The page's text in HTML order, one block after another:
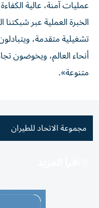
عمليات آمنة، عالية
الخبرة العملية عبر
تشغيلية متقدمة،
أنحاء العالم، ويخوضون
متنوعة».
مجموعة الاتحاد للطيران